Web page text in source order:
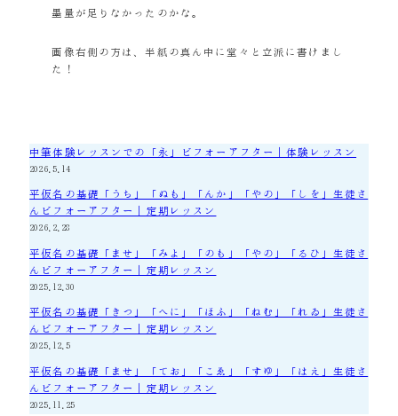
墨量が足りなかったのかな。
画像右側の方は、半紙の真ん中に堂々と立派に書けまし
た！
中筆体験レッスンでの「永」ビフォーアフター｜体験レッスン
2026.5.14
平仮名の基礎「うち」「ぬも」「んか」「やの」「しを」生徒さ
んビフォーアフター｜定期レッスン
2026.2.28
平仮名の基礎「ませ」「みよ」「のも」「やの」「るひ」生徒さ
んビフォーアフター｜定期レッスン
2025.12.30
平仮名の基礎「きつ」「へに」「ほふ」「ねむ」「れゐ」生徒さ
んビフォーアフター｜定期レッスン
2025.12.5
平仮名の基礎「ませ」「てお」「こゑ」「すゆ」「はえ」生徒さ
んビフォーアフター｜定期レッスン
2025.11.25